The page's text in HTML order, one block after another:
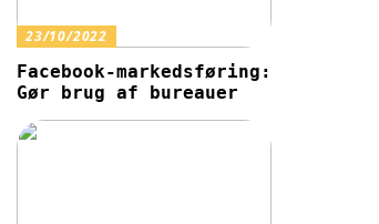
23/10/2022
Facebook-markedsføring:
Gør brug af bureauer